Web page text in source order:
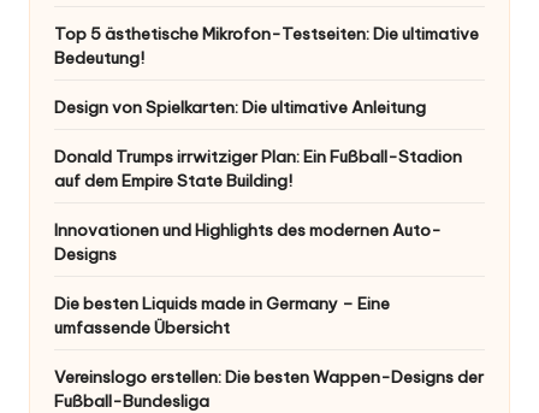
Top 5 ästhetische Mikrofon-Testseiten: Die ultimative
Bedeutung!
Design von Spielkarten: Die ultimative Anleitung
Donald Trumps irrwitziger Plan: Ein Fußball-Stadion
auf dem Empire State Building!
Innovationen und Highlights des modernen Auto-
Designs
Die besten Liquids made in Germany – Eine
umfassende Übersicht
Vereinslogo erstellen: Die besten Wappen-Designs der
Fußball-Bundesliga